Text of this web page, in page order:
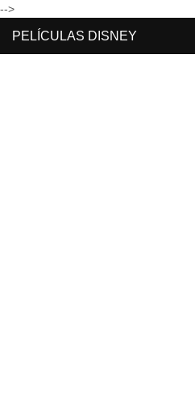
-->
PELÍCULAS DISNEY